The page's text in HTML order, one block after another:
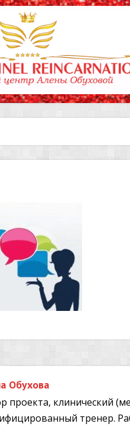
Обухова
проекта, клинический
тренер.